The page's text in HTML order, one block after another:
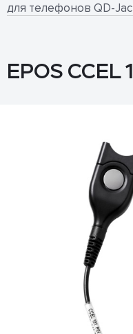
для телефонов QD-
EPOS CCEL